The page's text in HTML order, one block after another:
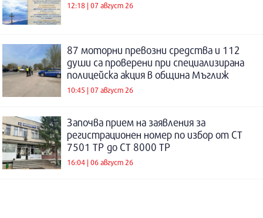
12:18 | 07 август 26
87 моторни превозни средства и 112
души са проверени при специализирана
полицейска акция в община Мъглиж
10:45 | 07 август 26
Започва прием на заявления за
регистрационен номер по избор от СТ
7501 ТР до СТ 8000 ТР
16:04 | 06 август 26